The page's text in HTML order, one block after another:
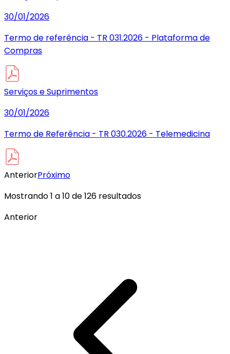
30/01/2026
Termo de referência - TR 031.2026 - Plataforma de
Compras
Serviços e Suprimentos
30/01/2026
Termo de Referência - TR 030.2026 - Telemedicina
AnteriorPróximo
Mostrando1 a10de126 resultados
Anterior